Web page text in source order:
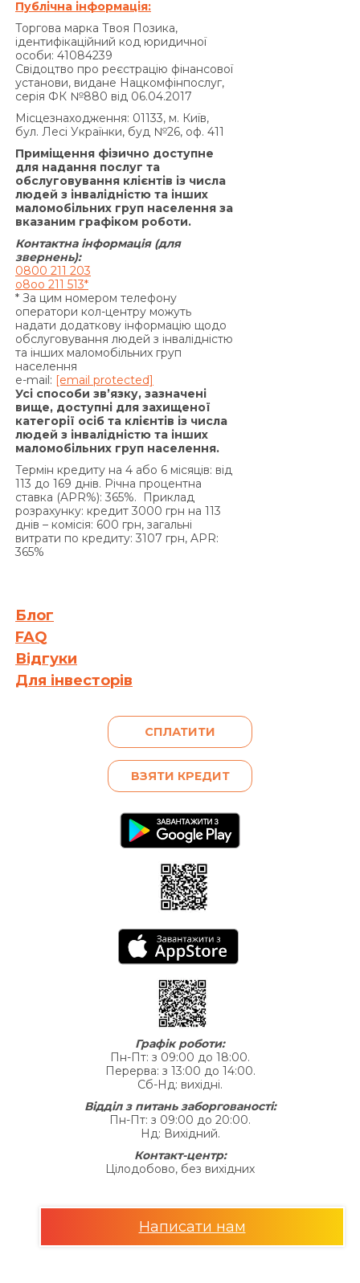
Публічна інформація:
Торгова марка Твоя Позика,
ідентифікаційний код юридичної
особи: 41084239
Свідоцтво про реєстрацію фінансової
установи, видане Нацкомфінпослуг,
серія ФК №880 від 06.04.2017
Місцезнаходження: 01133, м. Київ,
бул. Лесі Українки, буд №26, оф. 411
Приміщення фізично доступне
для надання послуг та
обслуговування клієнтів із числа
людей з інвалідністю та інших
маломобільних груп населення за
вказаним графіком роботи.
Контактна інформація (для
звернень):
0800 211 203
o8oo 211 513*
* За цим номером телефону
оператори кол-центру можуть
надати додаткову інформацію щодо
обслуговування людей з інвалідністю
та інших маломобільних груп
населення
e-mail: [email protected]
Усі способи зв’язку, зазначені
вище, доступні для захищеної
категорії осіб та клієнтів із числа
людей з інвалідністю та інших
маломобільних груп населення.
Термін кредиту на 4 або 6 місяців: від
113 до 169 днів. Річна процентна
ставка (APR%): 365%. Приклад
розрахунку: кредит 3000 грн на 113
днів – комісія: 600 грн, загальні
витрати по кредиту: 3107 грн, APR:
365%
Блог
FAQ
Відгуки
Для інвесторів
СПЛАТИТИ
ВЗЯТИ КРЕДИТ
Графік роботи:
Пн-Пт: з 09:00 до 18:00.
Перерва: з 13:00 до 14:00.
Сб-Нд: вихідні.
Відділ з питань заборгованості:
Пн-Пт: з 09:00 до 20:00.
Нд: Вихідний.
Контакт-центр:
Цілодобово, без вихідних
Написати нам